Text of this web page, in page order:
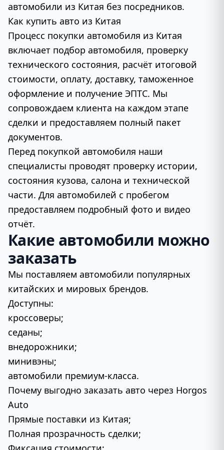
автомобили из Китая без посредников.
Как купить авто из Китая
Процесс покупки автомобиля из Китая
включает подбор автомобиля, проверку
технического состояния, расчёт итоговой
стоимости, оплату, доставку, таможенное
оформление и получение ЭПТС. Мы
сопровождаем клиента на каждом этапе
сделки и предоставляем полный пакет
документов.
Перед покупкой автомобиля наши
специалисты проводят проверку истории,
состояния кузова, салона и технической
части. Для автомобилей с пробегом
предоставляем подробный фото и видео
отчёт.
Какие автомобили можно
заказать
Мы поставляем автомобили популярных
китайских и мировых брендов.
Доступны:
кроссоверы;
седаны;
внедорожники;
минивэны;
автомобили премиум-класса.
Почему выгодно заказать авто через Horgos
Auto
Прямые поставки из Китая;
Полная прозрачность сделки;